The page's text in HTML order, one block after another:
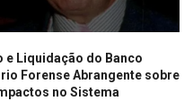
e Liquidação do Banco
Forense Abrangente sobre
no Sistema